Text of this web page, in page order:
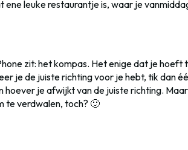
leuke restaurantje is, waar je
zit: het kompas. Het enige dat je hoeft
je de juiste richting voor je hebt, tik dan
hoever je afwijkt van de juiste richting.
te verdwalen, toch? 🙂